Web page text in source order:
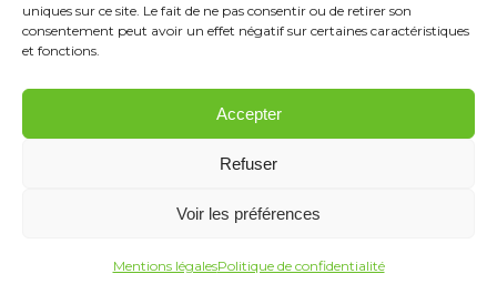
uniques sur ce site. Le fait de ne pas consentir ou de retirer son
consentement peut avoir un effet négatif sur certaines caractéristiques
et fonctions.
Accepter
Refuser
Voir les préférences
Mentions légalesPolitique de confidentialité
SUIVEZ-NOUS
Trouvez nous sur :
pagepagepage
Instagram
page
new
© Quiberon Jet - Tous droits réservés.